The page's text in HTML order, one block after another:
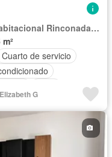
Rinconada De Acolapa, Unidad Habitacional Rinconada Acolapa
m²
Cuarto de servicio
Gas natural
Sin amueblar
G